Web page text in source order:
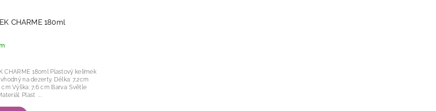
CHARME 180ml
180ml Plastový kelímek
na dezerty. Délka: 7,2cm
Světle
zelená Materiál: Plast ...